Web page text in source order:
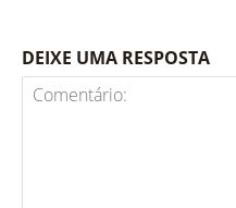
DEIXE UMA RESPOSTA